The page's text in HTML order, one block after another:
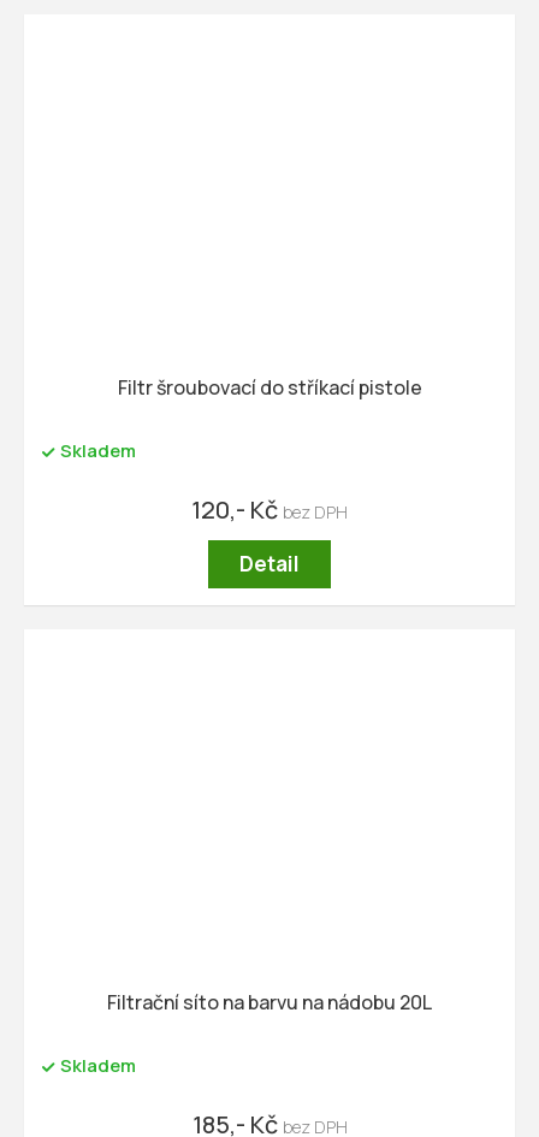
Filtr šroubovací do stříkací pistole
Skladem
120,- Kč
Detail
Filtrační síto na barvu na nádobu 20L
Skladem
185,- Kč